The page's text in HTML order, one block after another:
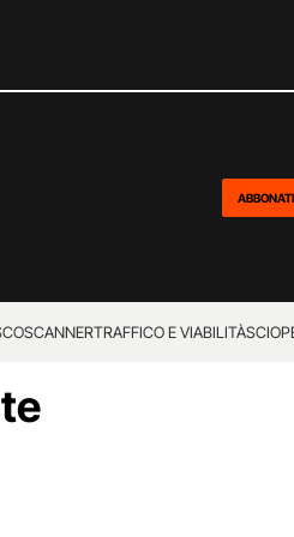
ABBONATI
SCANNERTRAFFICO E VIABILITÀ